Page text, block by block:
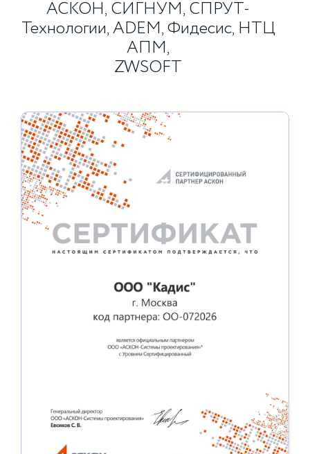
АСКОН, СИГНУМ, СПРУТ-
Технологии, ADEM, Фидесис, НТЦ
АПМ,
ZWSOFT